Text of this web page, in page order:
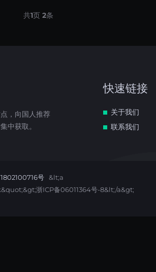
共1页 2条
，向国人推荐
中获取。
快速链接
关于我们
联系我们
号 &lt;a
浙ICP备06011364号-8&lt;/a&gt;